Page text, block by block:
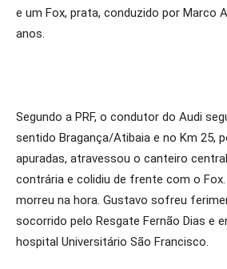
e um Fox, prata, conduzido por Marco
anos.
Segundo a PRF, o condutor do Audi
sentido Bragança/Atibaia e no Km 25,
apuradas, atravessou o canteiro
contrária e colidiu de frente com o
morreu na hora. Gustavo sofreu
socorrido pelo Resgate Fernão Dias e
hospital Universitário São Francisco.